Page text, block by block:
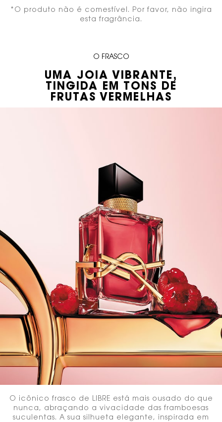
*O produto não é comestível. Por favor, não ingira
esta fragrância.
O FRASCO
UMA JOIA VIBRANTE,
TINGIDA EM TONS DE
​FRUTAS VERMELHAS
O icônico frasco de LIBRE está mais ousado do que
nunca, abraçando a vivacidade das framboesas
suculentas. A sua silhueta elegante, inspirada em